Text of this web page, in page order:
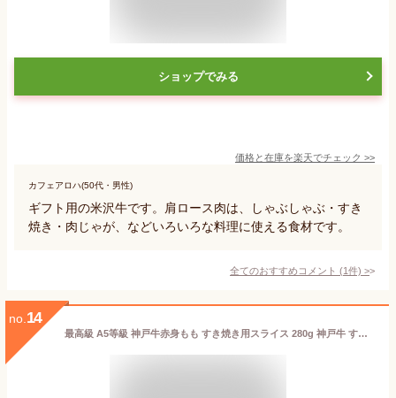
ショップでみる
価格と在庫を楽天でチェック >>
カフェアロハ(50代・男性)
ギフト用の米沢牛です。肩ロース肉は、しゃぶしゃぶ・すき
焼き・肉じゃが、などいろいろな料理に使える食材です。
全てのおすすめコメント (1件) >
no. 14
最高級 A5等級 神戸牛赤身もも すき焼き用スライス 280g 神戸牛 すき焼き【送料無料】【結婚 出産 お祝い 内祝 お中元 お歳暮 ギフト プレゼント 贈り物 お返し 誕生日 記念日 父の日 母の日 敬老の日】【牛肉 神戸ビーフ 黒毛和牛 国産】【A5ランク】神戸牛の証明書付き